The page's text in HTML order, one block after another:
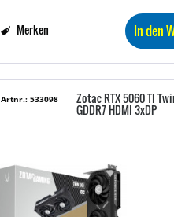
In den
Merken
Zotac RTX 5060 TI
GDDR7 HDMI 3xDP
Artnr.: 533098